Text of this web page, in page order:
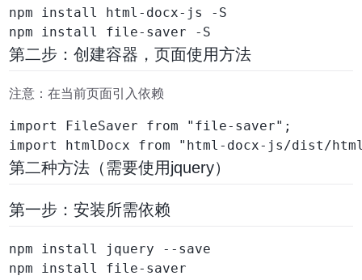
npm install html-docx-js -S
第二步：创建容器，页面使用方法
注意：在当前页面引入依赖
import FileSaver from "file-saver";
第二种方法（需要使用jquery）
第一步：安装所需依赖
npm install jquery --save